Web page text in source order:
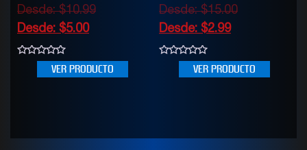
Desde:$10.99
Desde: $5.00
VER PRODUCTO
Desde:$15.00
Desde: $2.99
VER PRODUCTO